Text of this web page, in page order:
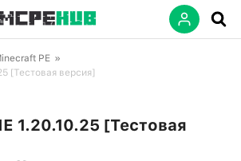
PE »
[Тестовая версия]
1.20.10.25 [Тестовая